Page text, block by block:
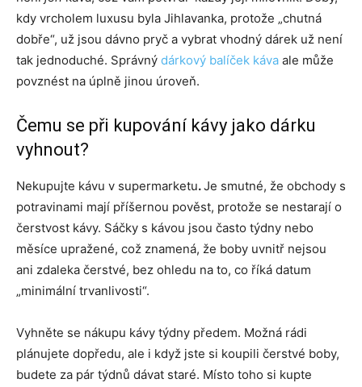
kdy vrcholem luxusu byla Jihlavanka, protože „chutná
dobře“, už jsou dávno pryč a vybrat vhodný dárek už není
tak jednoduché. Správný dárkový balíček káva ale může
povznést na úplně jinou úroveň.
Čemu se při kupování kávy jako dárku
vyhnout?
Nekupujte kávu v supermarketu.Je smutné, že obchody s
potravinami mají příšernou pověst, protože se nestarají o
čerstvost kávy. Sáčky s kávou jsou často týdny nebo
měsíce upražené, což znamená, že boby uvnitř nejsou
ani zdaleka čerstvé, bez ohledu na to, co říká datum
„minimální trvanlivosti“.
Vyhněte se nákupu kávy týdny předem. Možná rádi
plánujete dopředu, ale i když jste si koupili čerstvé boby,
budete za pár týdnů dávat staré. Místo toho si kupte